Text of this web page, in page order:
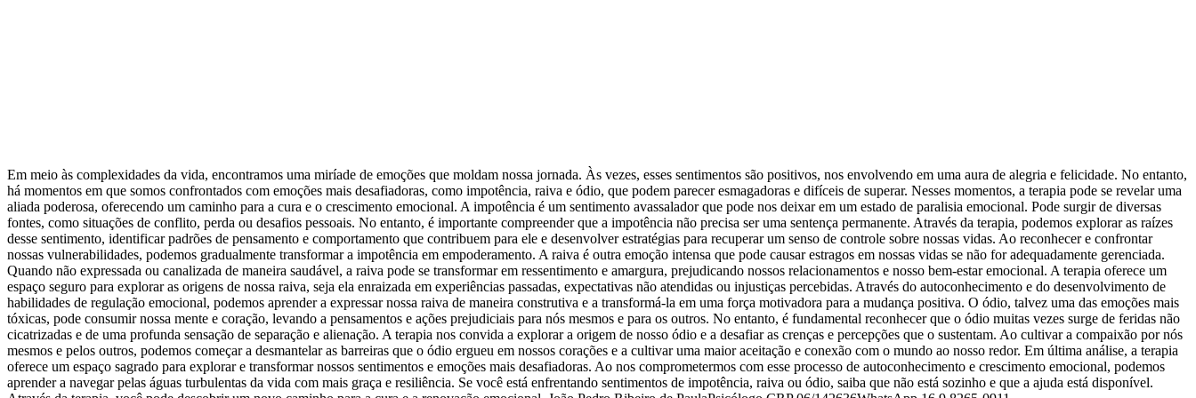
Em meio às complexidades da vida, encontramos uma miríade de emoções que moldam nossa jornada. Às vezes, esses sentimentos são positivos, nos envolvendo em uma aura de alegria e felicidade. No entanto,
há momentos em que somos confrontados com emoções mais desafiadoras, como impotência, raiva e ódio, que podem parecer esmagadoras e difíceis de superar. Nesses momentos, a terapia pode se revelar uma
aliada poderosa, oferecendo um caminho para a cura e o crescimento emocional. A impotência é um sentimento avassalador que pode nos deixar em um estado de paralisia emocional. Pode surgir de diversas
fontes, como situações de conflito, perda ou desafios pessoais. No entanto, é importante compreender que a impotência não precisa ser uma sentença permanente. Através da terapia, podemos explorar as raízes
desse sentimento, identificar padrões de pensamento e comportamento que contribuem para ele e desenvolver estratégias para recuperar um senso de controle sobre nossas vidas. Ao reconhecer e confrontar
nossas vulnerabilidades, podemos gradualmente transformar a impotência em empoderamento. A raiva é outra emoção intensa que pode causar estragos em nossas vidas se não for adequadamente gerenciada.
Quando não expressada ou canalizada de maneira saudável, a raiva pode se transformar em ressentimento e amargura, prejudicando nossos relacionamentos e nosso bem-estar emocional. A terapia oferece um
espaço seguro para explorar as origens de nossa raiva, seja ela enraizada em experiências passadas, expectativas não atendidas ou injustiças percebidas. Através do autoconhecimento e do desenvolvimento de
habilidades de regulação emocional, podemos aprender a expressar nossa raiva de maneira construtiva e a transformá-la em uma força motivadora para a mudança positiva. O ódio, talvez uma das emoções mais
tóxicas, pode consumir nossa mente e coração, levando a pensamentos e ações prejudiciais para nós mesmos e para os outros. No entanto, é fundamental reconhecer que o ódio muitas vezes surge de feridas não
cicatrizadas e de uma profunda sensação de separação e alienação. A terapia nos convida a explorar a origem de nosso ódio e a desafiar as crenças e percepções que o sustentam. Ao cultivar a compaixão por nós
mesmos e pelos outros, podemos começar a desmantelar as barreiras que o ódio ergueu em nossos corações e a cultivar uma maior aceitação e conexão com o mundo ao nosso redor. Em última análise, a terapia
oferece um espaço sagrado para explorar e transformar nossos sentimentos e emoções mais desafiadoras. Ao nos comprometermos com esse processo de autoconhecimento e crescimento emocional, podemos
aprender a navegar pelas águas turbulentas da vida com mais graça e resiliência. Se você está enfrentando sentimentos de impotência, raiva ou ódio, saiba que não está sozinho e que a ajuda está disponível.